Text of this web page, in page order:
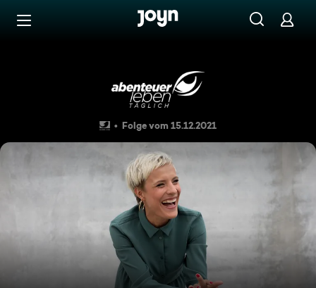
Zum Inhalt springen
Sparfuchs: China
Folge vom 15.12.2021